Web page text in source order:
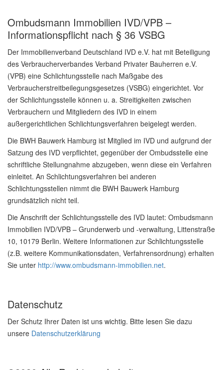
Ombudsmann Immobilien IVD/VPB –
Informationspflicht nach § 36 VSBG
Der Immobilienverband Deutschland IVD e.V. hat mit Beteiligung
des Verbraucherverbandes Verband Privater Bauherren e.V.
(VPB) eine Schlichtungsstelle nach Maßgabe des
Verbraucherstreitbeilegungsgesetzes (VSBG) eingerichtet. Vor
der Schlichtungsstelle können u. a. Streitigkeiten zwischen
Verbrauchern und Mitgliedern des IVD in einem
außergerichtlichen Schlichtungsverfahren beigelegt werden.
Die BWH Bauwerk Hamburg ist Mitglied im IVD und aufgrund der
Satzung des IVD verpflichtet, gegenüber der Ombudsstelle eine
schriftliche Stellungnahme abzugeben, wenn diese ein Verfahren
einleitet. An Schlichtungsverfahren bei anderen
Schlichtungsstellen nimmt die BWH Bauwerk Hamburg
grundsätzlich nicht teil.
Die Anschrift der Schlichtungsstelle des IVD lautet: Ombudsmann
Immobilien IVD/VPB – Grunderwerb und -verwaltung, Littenstraße
10, 10179 Berlin. Weitere Informationen zur Schlichtungsstelle
(z.B. weitere Kommunikationsdaten, Verfahrensordnung) erhalten
Sie unter http://www.ombudsmann-immobilien.net.
Datenschutz
Der Schutz Ihrer Daten ist uns wichtig. Bitte lesen Sie dazu
unsere Datenschutzerklärung